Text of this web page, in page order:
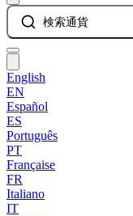
検索通貨
English
EN
Español
ES
Português
PT
Française
FR
Italiano
IT